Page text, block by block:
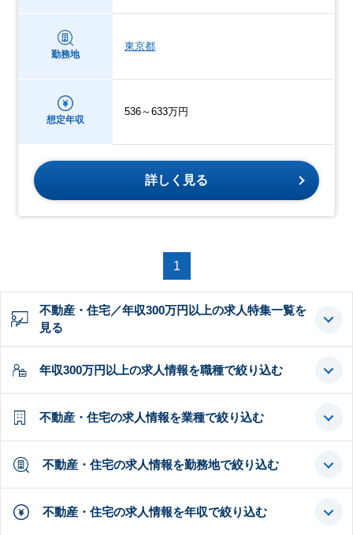
勤務地
東京都
想定年収
536～633万円
詳しく見る
1
不動産・住宅／年収300万円以上の求人特集一覧を
見る
年収300万円以上の求人情報を職種で絞り込む
不動産・住宅の求人情報を業種で絞り込む
不動産・住宅の求人情報を勤務地で絞り込む
不動産・住宅の求人情報を年収で絞り込む